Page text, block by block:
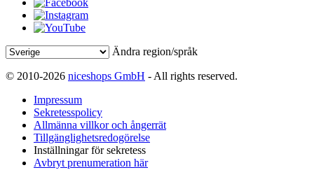
Ändra region/språk
© 2010-2026 niceshops GmbH - All rights reserved.
Impressum
Sekretesspolicy
Allmänna villkor och ångerrät
Tillgänglighetsredogörelse
Inställningar för sekretess
Avbryt prenumeration här